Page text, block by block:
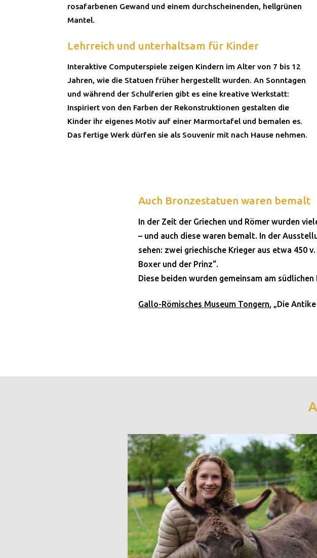
rosafarbenen Gewand und einem durchscheinenden, hellgrünen
Mantel.
Lehrreich und unterhaltsam für Kinder
Interaktive Computerspiele zeigen Kindern im Alter von 7 bis 12
Jahren, wie die Statuen früher hergestellt wurden. An Sonntagen
und während der Schulferien gibt es eine kreative Werkstatt:
Inspiriert von den Farben der Rekonstruktionen gestalten die
Kinder ihr eigenes Motiv auf einer Marmortafel und bemalen es.
Das fertige Werk dürfen sie als Souvenir mit nach Hause nehmen.
Auch Bronzestatuen waren bemalt
In der Zeit der Griechen und Römer wurden
– und auch diese waren bemalt. In der
sehen: zwei griechische Krieger aus etwa 450
Boxer und der Prinz“.
Diese beiden wurden gemeinsam am
Gallo-Römisches Museum Tongern, „Die